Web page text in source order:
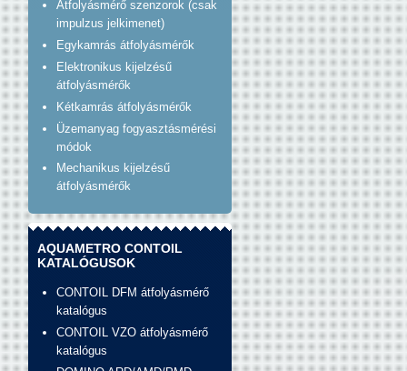
Átfolyásmérő szenzorok (csak
impulzus jelkimenet)
Egykamrás átfolyásmérők
Elektronikus kijelzésű
átfolyásmérők
Kétkamrás átfolyásmérők
Üzemanyag fogyasztásmérési
módok
Mechanikus kijelzésű
átfolyásmérők
AQUAMETRO CONTOIL
KATALÓGUSOK
CONTOIL DFM átfolyásmérő
katalógus
CONTOIL VZO átfolyásmérő
katalógus